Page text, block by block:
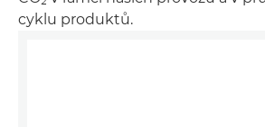
cyklu produktů.